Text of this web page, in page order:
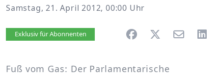
Samstag, 21. April 2012, 00:00 Uhr
Artikel vorlesen
Exklusiv für Abonnenten
Fuß vom Gas: Der Parlamentarische